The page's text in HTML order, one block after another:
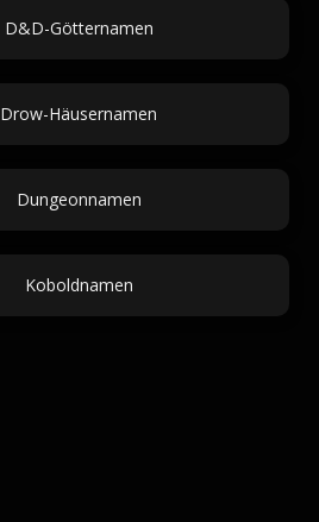
D&D-Götternamen
Drow-Häusernamen
Dungeonnamen
Koboldnamen